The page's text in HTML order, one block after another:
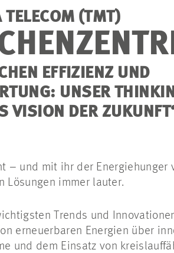
TELECOM (TMT)
EFFIZIENZ UND
UNSER
VISION DER
– und mit ihr der Energiehunger
Lösungen immer lauter.
Trends und
erneuerbaren Energien über
und dem Einsatz von